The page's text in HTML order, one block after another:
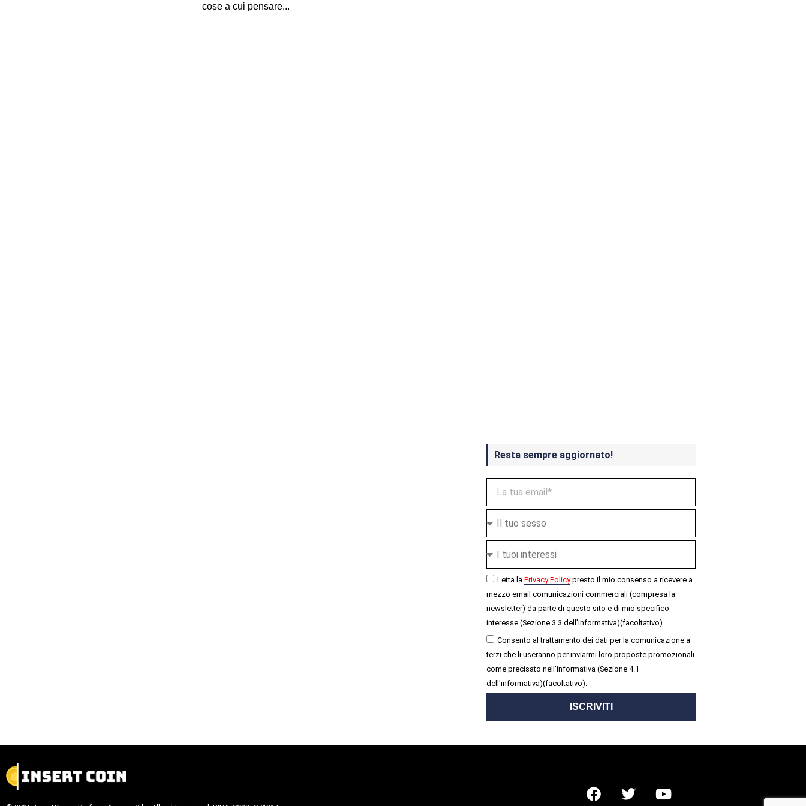
cose a cui pensare...
Resta sempre aggiornato!
Letta la Privacy Policypresto il mio consenso a ricevere a
mezzo email comunicazioni commerciali (compresa la
newsletter) da parte di questo sito e di mio specifico
interesse (Sezione 3.3 dell'informativa)(facoltativo).
Consento al trattamento dei dati per la comunicazione a
terzi che li useranno per inviarmi loro proposte promozionali
come precisato nell'informativa (Sezione 4.1
dell'informativa)(facoltativo).
ISCRIVITI